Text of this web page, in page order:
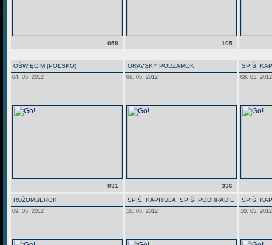
058 105
OŚWIĘCIM (POĽSKO)
04. 05. 2012
031
ORAVSKÝ PODZÁMOK
06. 05. 2012
336
SPIŠ.
08. 05. 2012
RUŽOMBEROK
09. 05. 2012
SPIŠ. KAPITULA, SPIŠ. PODHRADIE
10. 05. 2012
SPIŠ.
10. 05. 2012